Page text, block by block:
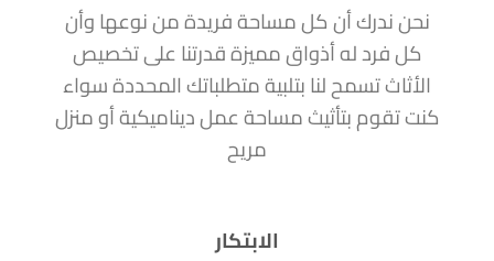
نحن ندرك أن كل مساحة فريدة من نوعها وأن
كل فرد له أذواق مميزة قدرتنا على تخصيص
الأثاث تسمح لنا بتلبية متطلباتك المحددة سواء
كنت تقوم بتأثيث مساحة عمل ديناميكية أو منزل
مريح
الابتكار